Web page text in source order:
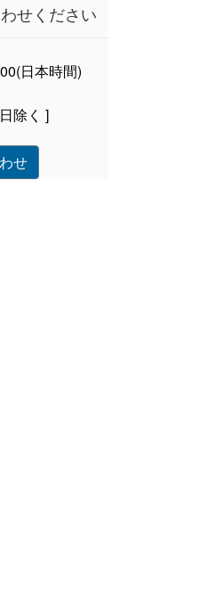
せください
日本時間)
除く ]
せ